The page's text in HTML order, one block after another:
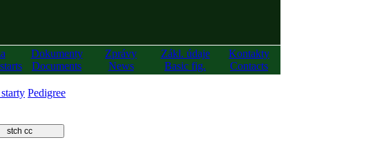
Dokumenty
Documents
Zprávy
News
Zákl. údaje
Basic fig.
Kontakty
Contacts
Pedigree
stch cc